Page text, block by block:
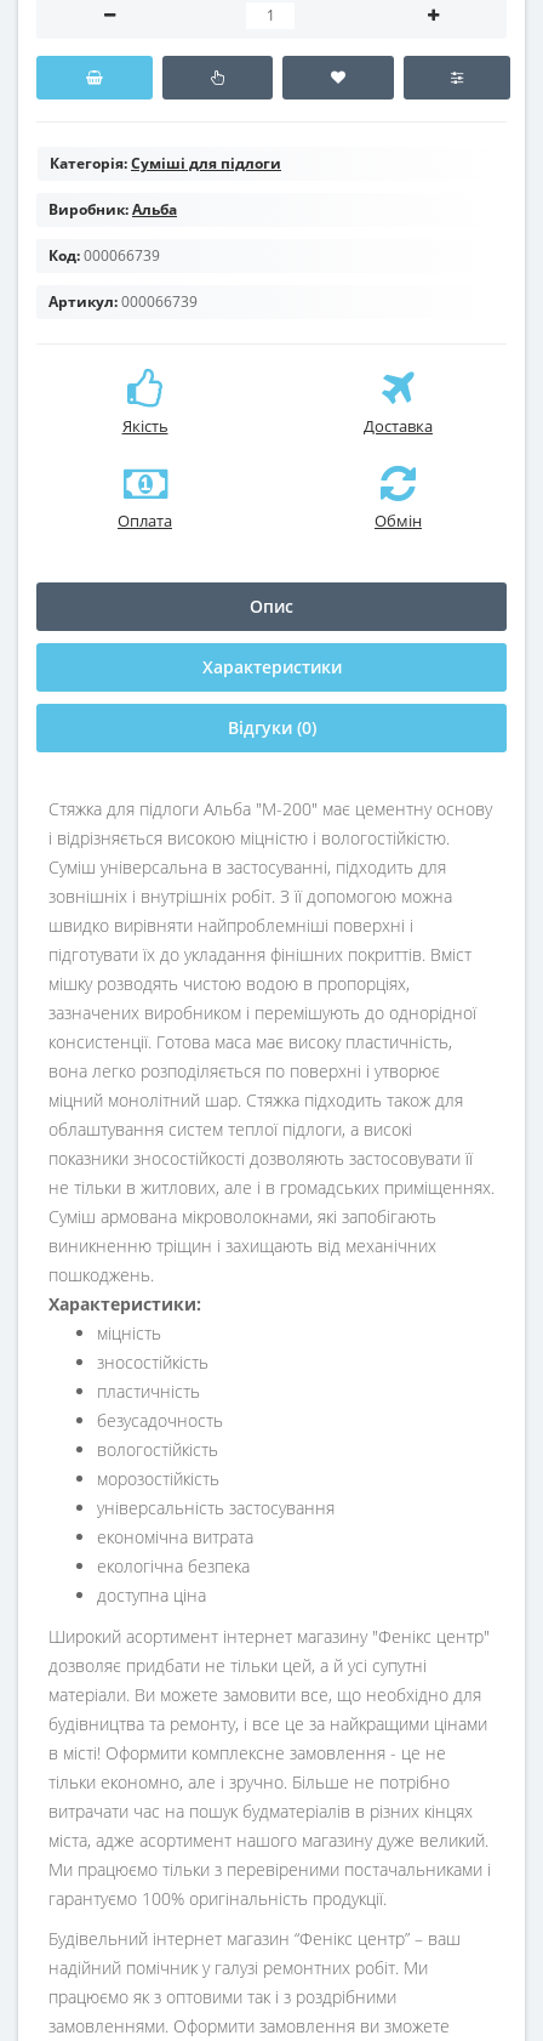
Категорія:Суміші для підлоги
Виробник:Альба
Код:000066739
Артикул:000066739
Якість Доставка
Оплата Обмін
Опис
Характеристики
Відгуки (0)
Стяжка для підлоги Альба "М-200" має цементну основу
і відрізняється високою міцністю і вологостійкістю.
Суміш універсальна в застосуванні, підходить для
зовнішніх і внутрішніх робіт. З її допомогою можна
швидко вирівняти найпроблемніші поверхні і
підготувати їх до укладання фінішних покриттів. Вміст
мішку розводять чистою водою в пропорціях,
зазначених виробником і перемішують до однорідної
консистенції. Готова маса має високу пластичність,
вона легко розподіляється по поверхні і утворює
міцний монолітний шар. Стяжка підходить також для
облаштування систем теплої підлоги, а високі
показники зносостійкості дозволяють застосовувати її
не тільки в житлових, але і в громадських приміщеннях.
Суміш армована мікроволокнами, які запобігають
виникненню тріщин і захищають від механічних
пошкоджень.
Характеристики:
міцність
зносостійкість
пластичність
безусадочность
вологостійкість
морозостійкість
універсальність застосування
економічна витрата
екологічна безпека
доступна ціна
Широкий асортимент інтернет магазину "Фенікс центр"
дозволяє придбати не тільки цей, а й усі супутні
матеріали. Ви можете замовити все, що необхідно для
будівництва та ремонту, і все це за найкращими цінами
в місті! Оформити комплексне замовлення - це не
тільки економно, але і зручно. Більше не потрібно
витрачати час на пошук будматеріалів в різних кінцях
міста, адже асортимент нашого магазину дуже великий.
Ми працюємо тільки з перевіреними постачальниками і
гарантуємо 100% оригінальність продукції.
Будівельний інтернет магазин “Фенікс центр” – ваш
надійний помічник у галузі ремонтних робіт. Ми
працюємо як з оптовими так і з роздрібними
замовленнями. Оформити замовлення ви зможете